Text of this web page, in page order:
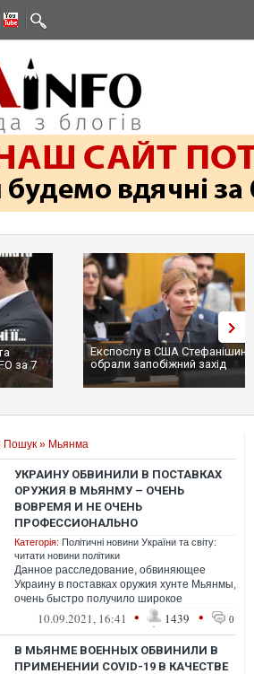
за 7
Експослу в США
обрали запобіжний захід
Пошук » Мьянма
УКРАИНУ ОБВИНИЛИ В ПОСТАВКАХ
ОРУЖИЯ В МЬЯНМУ – ОЧЕНЬ
ВОВРЕМЯ И НЕ ОЧЕНЬ
ПРОФЕССИОНАЛЬНО
Категорія: Політичні новини України та світу:
читати новини політики
Данное расследование, обвиняющее
Украину в поставках оружия хунте Мьянмы,
очень быстро получило широкое
распространение в СМИ и на него даже
10.09.2021, 16:41 • 1439 • 0
В МЬЯНМЕ ВОЕННЫХ ОБВИНИЛИ В
ПРИМЕНЕНИИ COVID-19 В КАЧЕСТВЕ